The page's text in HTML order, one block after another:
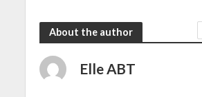
About the author
Elle ABT